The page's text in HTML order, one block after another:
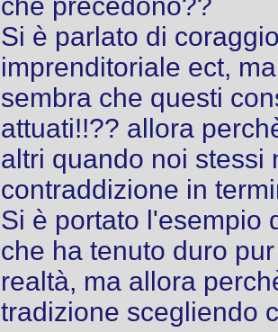
Si è parlato di
imprenditoriale ect,
sembra che questi
attuati!!?? allora
altri quando noi stessi
contraddizione in
Si è portato l'esempio
che ha tenuto duro
realtà, ma allora
tradizione scegliendo